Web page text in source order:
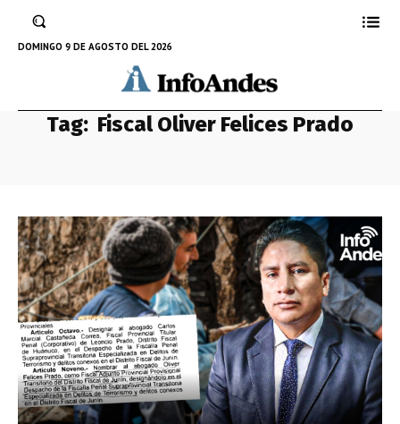
DOMINGO 9 DE AGOSTO DEL 2026
Tag: Fiscal Oliver Felices Prado